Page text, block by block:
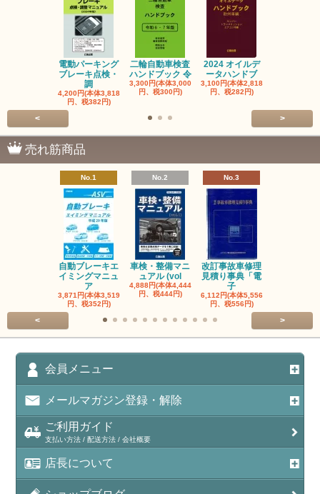
電動パーキング
ブレーキ点検・
調
4,200円(本体3,818
円、税382円)
二輪自動車検査
ハンドブック 令
3,300円(本体3,000
円、税300円)
2024 オイルデ
ータハンドブ
3,100円(本体2,818
円、税282円)
< >
売れ筋商品
No.1
自動ブレーキエ
イミングマニュ
ア
3,871円(本体3,519
円、税352円)
No.2
車検・整備マニ
ュアル (vol
4,888円(本体4,444
円、税444円)
No.3
改訂事故車修理
見積り事典「電
子
6,112円(本体5,556
円、税556円)
< >
会員メニュー
メールマガジン登録・解除
ご利用ガイド
支払い方法 / 配送方法 / 会社概要
店長について